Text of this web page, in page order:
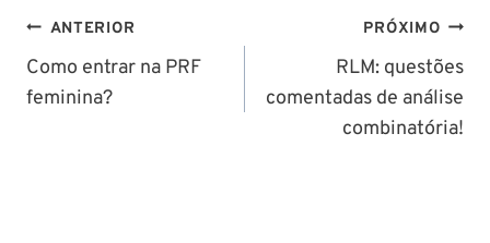
Navegação
de
Post
ANTERIOR
Como entrar na PRF
feminina?
PRÓXIMO
RLM: questões
comentadas de análise
combinatória!